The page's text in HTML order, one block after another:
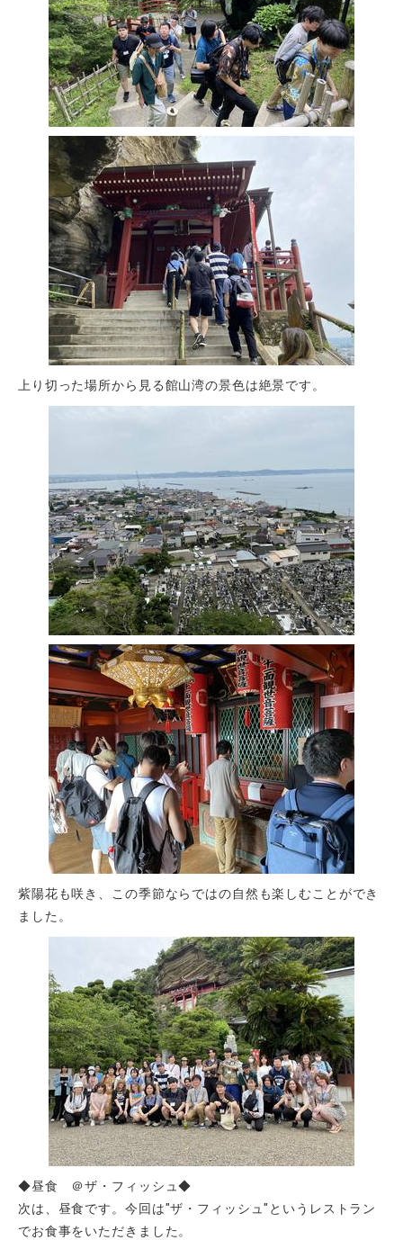
上り切った場所から見る館山湾の景色は絶景です。
紫陽花も咲き、この季節ならではの自然も楽しむことができ
ました。
◆昼食 ＠ザ・フィッシュ◆
次は、昼食です。今回は"ザ・フィッシュ"というレストラン
でお食事をいただきました。